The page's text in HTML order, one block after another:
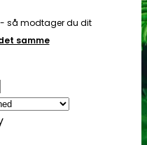
så modtager du dit
samme